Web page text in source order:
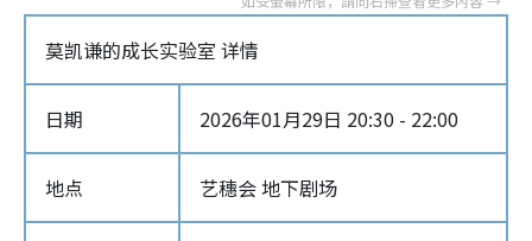
莫凯谦的成长实验室 详情
日期 2026年01月29日 20:30 - 22:00
地点 艺穗会 地下剧场